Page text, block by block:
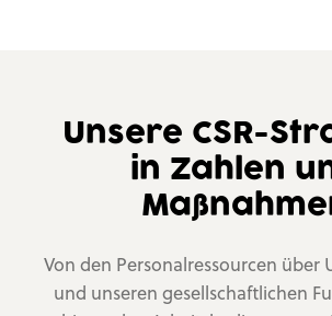
Unsere CSR-
in Zahlen
Von den Personalressourcen über
und unseren gesellschaftlichen